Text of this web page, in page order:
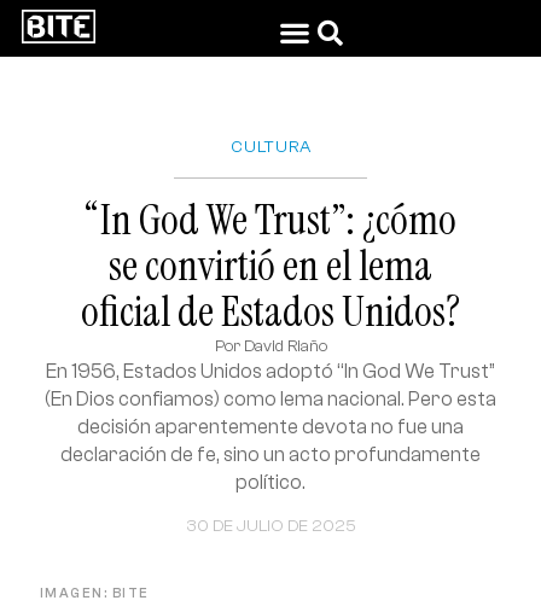
CULTURA
“In God We Trust”: ¿cómo
se convirtió en el lema
oficial de Estados Unidos?
Por David Riaño
30 DE JULIO DE 2025
En 1956, Estados Unidos adoptó “In God We Trust”
(En Dios confiamos) como lema nacional. Pero esta
decisión aparentemente devota no fue una
declaración de fe, sino un acto profundamente
político.
IMAGEN: BITE